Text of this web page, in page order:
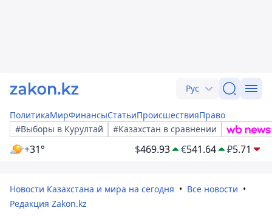
Рус
ПолитикаМирФинансыСтатьиПроисшествияПраво
#Выборы в Курултай
#Казахстан в сравнении
+31° $469.93 €541.64 ₽5.71
Новости Казахстана и мира на сегодня
Все новости
Редакция Zakon.kz